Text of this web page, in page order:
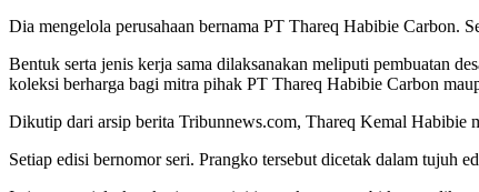
Dia mengelola perusahaan bernama PT Thareq Habibie Carbon.
Bentuk serta jenis kerja sama dilaksanakan meliputi pembuatan
koleksi berharga bagi mitra pihak PT Thareq Habibie Carbon
Dikutip dari arsip berita Tribunnews.com, Thareq Kemal Habibie
Setiap edisi bernomor seri. Prangko tersebut dicetak dalam tujuh